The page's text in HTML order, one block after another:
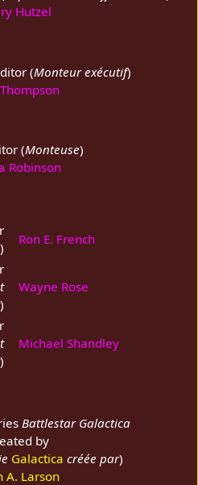
Hutzel
(Monteur exécutif)
(Monteuse)
Robinson
)
Ron E. French
)
Wayne Rose
)
Michael Shandley
Battlestar Galactica
by
Galactica créée par)
A. Larson